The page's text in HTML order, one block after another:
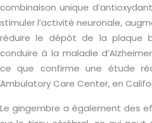
combinaison unique
stimuler l’activité neuronale,
réduire le dépôt de la plaque
conduire à la maladie
ce que confirme une étude
Ambulatory Care Center, en
Le gingembre a également des